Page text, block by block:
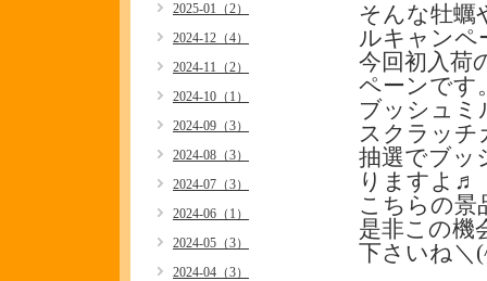
そんな牡蠣
ルキャンペ
今回初入荷
ペーンです
ブッシュミ
スクラッチ
抽選でブッ
りますよ♬
こちらの景
是非この機
下さいね＼
2025-01（2）
2024-12（4）
2024-11（2）
2024-10（1）
2024-09（3）
2024-08（3）
2024-07（3）
2024-06（1）
2024-05（3）
2024-04（3）